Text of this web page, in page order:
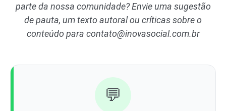
parte da nossa comunidade? Envie uma sugestão
de pauta, um texto autoral ou críticas sobre o
conteúdo para contato@inovasocial.com.br
💬